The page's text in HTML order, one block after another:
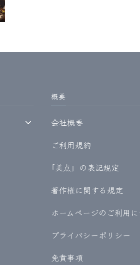
概要
会社概要
ご利用規約
｢美点」の表記規定
著作権に関する規定
ホームページのご利用
プライバシーポリシー
免責事項